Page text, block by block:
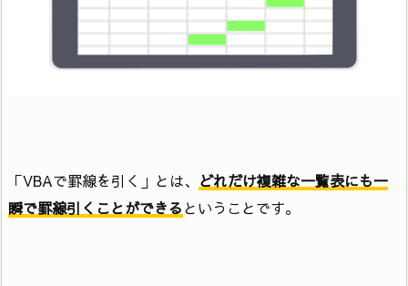
「VBAで罫線を引く」とは、 どれだけ複雑な一覧表にも一
瞬で罫線引くことができるということです。